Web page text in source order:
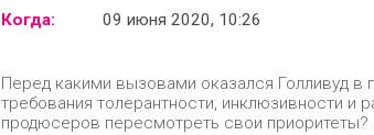
Когда:
09 июня 2020, 10:26
Перед какими вызовами оказался Голливуд в
требования толерантности, инклюзивности и
продюсеров пересмотреть свои приоритеты?